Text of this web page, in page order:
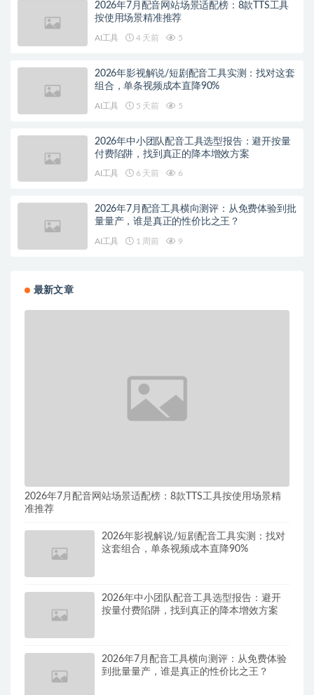
2026年7月配音网站场景适配榜：8款TTS工具
按使用场景精准推荐
AI工具 4 天前 5
2026年影视解说/短剧配音工具实测：找对这套
组合，单条视频成本直降90%
AI工具 5 天前 5
2026年中小团队配音工具选型报告：避开按量
付费陷阱，找到真正的降本增效方案
AI工具 6 天前 6
2026年7月配音工具横向测评：从免费体验到批
量量产，谁是真正的性价比之王？
AI工具 1 周前 9
最新文章
2026年7月配音网站场景适配榜：8款TTS工具按使用场景精
准推荐
2026年影视解说/短剧配音工具实测：找对
这套组合，单条视频成本直降90%
2026年中小团队配音工具选型报告：避开
按量付费陷阱，找到真正的降本增效方案
2026年7月配音工具横向测评：从免费体验
到批量量产，谁是真正的性价比之王？